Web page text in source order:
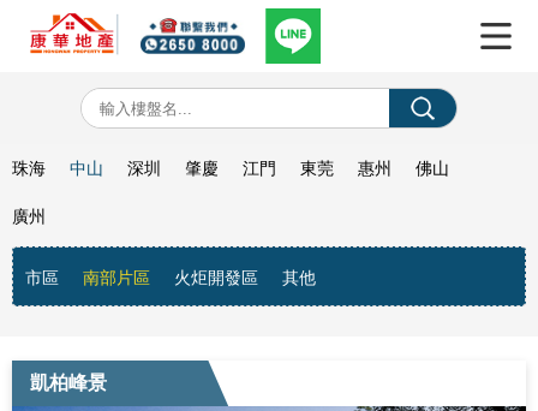
珠海 中山
市區 南部片區 火炬開發區 其他
深圳 肇慶 江門 東莞 惠州 佛山
廣州
凱柏峰景